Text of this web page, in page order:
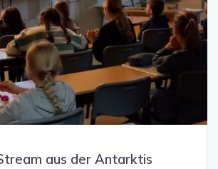
aus der Antarktis